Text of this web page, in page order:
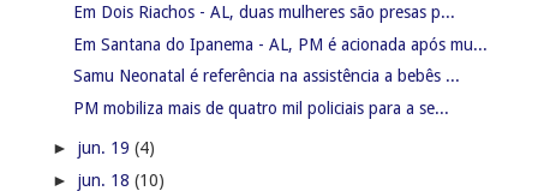
Em Dois Riachos - AL, duas mulheres são presas p...
Em Santana do Ipanema - AL, PM é acionada após mu...
Samu Neonatal é referência na assistência a bebês ...
PM mobiliza mais de quatro mil policiais para a se...
► jun. 19 (4)
► jun. 18 (10)